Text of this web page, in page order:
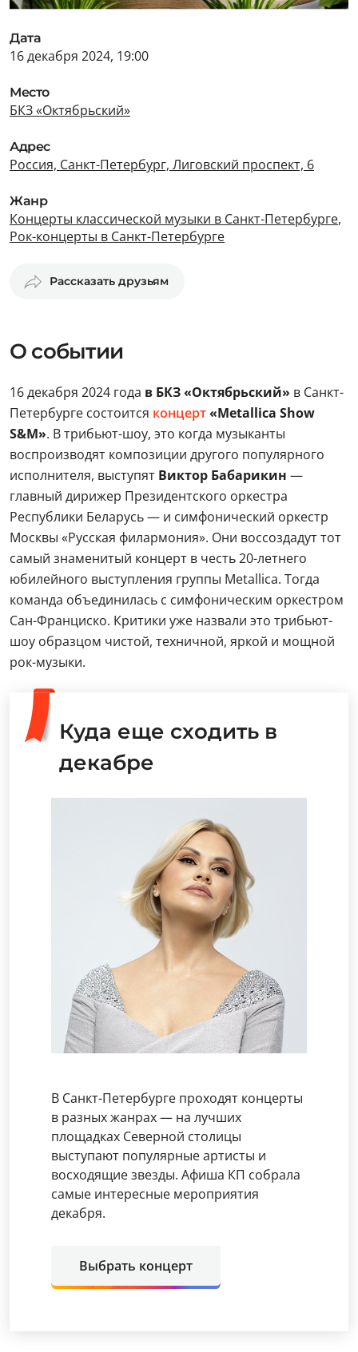
Дата
16 декабря 2024, 19:00
Место
БКЗ «Октябрьский»
Адрес
Россия, Санкт-Петербург, Лиговский проспект, 6
Жанр
Концерты классической музыки в Санкт-Петербурге,
Рок-концерты в Санкт-Петербурге
Рассказать друзьям
О событии
16 декабря 2024 года в БКЗ «Октябрьский» в Санкт-
Петербурге состоится концерт«Metallica Show
S&M». В трибьют-шоу, это когда музыканты
воспроизводят композиции другого популярного
исполнителя, выступят Виктор Бабарикин —
главный дирижер Президентского оркестра
Республики Беларусь — и симфонический оркестр
Москвы «Русская филармония». Они воссоздадут тот
самый знаменитый концерт в честь 20-летнего
юбилейного выступления группы Metallica. Тогда
команда объединилась с симфоническим оркестром
Сан-Франциско. Критики уже назвали это трибьют-
шоу образцом чистой, техничной, яркой и мощной
рок-музыки.
Куда еще сходить в
декабре
В Санкт-Петербурге проходят концерты
в разных жанрах — на лучших
площадках Северной столицы
выступают популярные артисты и
восходящие звезды. Афиша КП собрала
самые интересные мероприятия
декабря.
Выбрать концерт